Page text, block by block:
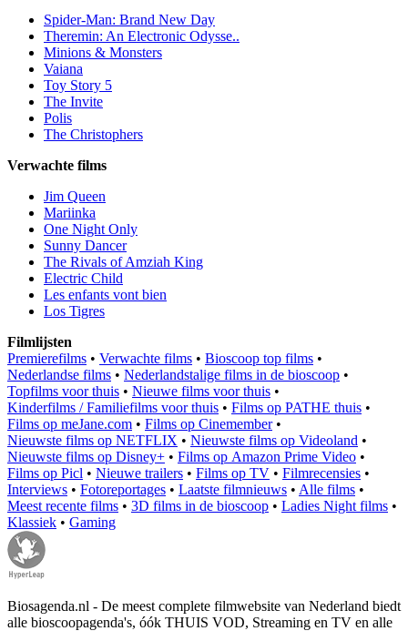
Spider-Man: Brand New Day
Theremin: An Electronic Odysse..
Minions & Monsters
Vaiana
Toy Story 5
The Invite
Polis
The Christophers
Verwachte films
Jim Queen
Mariinka
One Night Only
Sunny Dancer
The Rivals of Amziah King
Electric Child
Les enfants vont bien
Los Tigres
Filmlijsten
Premierefilms • Verwachte films • Bioscoop top films •
Nederlandse films • Nederlandstalige films in de bioscoop •
Topfilms voor thuis • Nieuwe films voor thuis •
Kinderfilms / Familiefilms voor thuis • Films op PATHE thuis •
Films op meJane.com • Films op Cinemember•
Nieuwste films op NETFLIX • Nieuwste films op Videoland •
Nieuwste films op Disney+ • Films op Amazon Prime Video •
Films op Picl • Nieuwe trailers • Films op TV • Filmrecensies •
Interviews • Fotoreportages • Laatste filmnieuws • Alle films •
Meest recente films • 3D films in de bioscoop • Ladies Night films •
Klassiek • Gaming
Biosagenda.nl - De meest complete filmwebsite van Nederland biedt
alle bioscoopagenda's, óók THUIS VOD, Streaming en TV en alle